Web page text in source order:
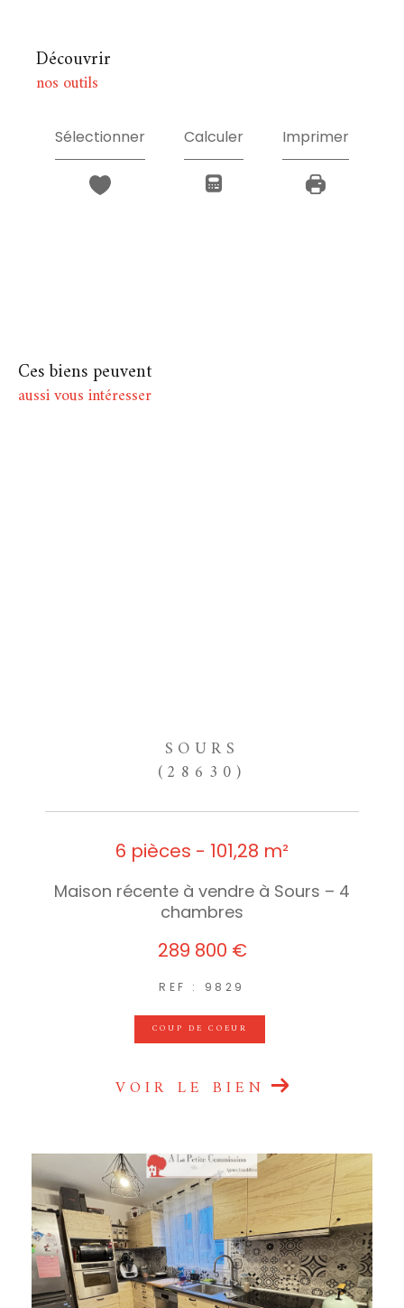
découvrir
nos outils
Sélectionner Calculer Imprimer
Ces biens peuvent
aussi vous intéresser
SOURS
(28630)
6 pièces - 101,28 m²
Maison récente à vendre à Sours – 4
chambres
289 800 €
REF : 9829
COUP DE COEUR
VOIR LE BIEN